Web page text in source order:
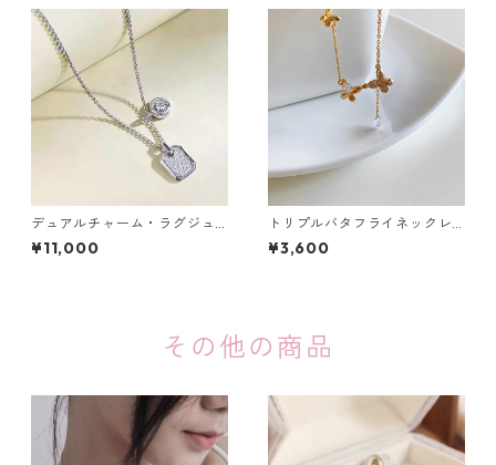
デュアルチャーム・ラグジュ
アリーネックレス（ゴール
ド・シルバー）：632
¥11,000
トリプルバタフライネックレ
ス：624
¥3,600
その他の商品